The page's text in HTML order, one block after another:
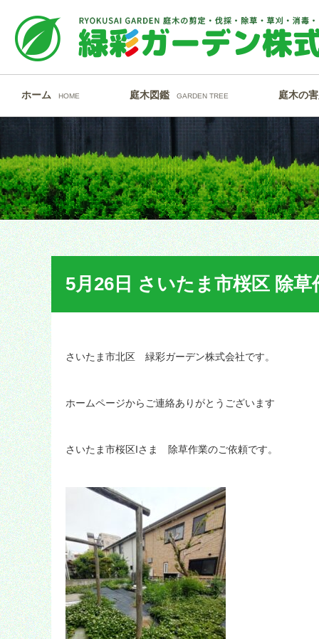
ホーム HOME 庭木図鑑 GARDEN TREE 庭木の
5月26日 さいたま市桜区 除草
さいたま市北区 緑彩ガーデン株式会社です。
ホームページからご連絡ありがとうございます
さいたま市桜区Iさま 除草作業のご依頼です。